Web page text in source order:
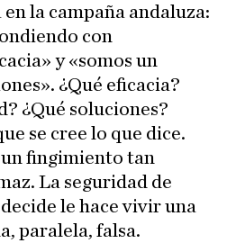
la campaña andaluza:
con
y «somos un
¿Qué eficacia?
¿Qué soluciones?
se cree lo que dice.
fingimiento tan
La seguridad de
le hace vivir una
paralela, falsa.